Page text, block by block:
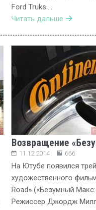
Ford Truks….
Читать дальше
Возвращение
11.12.2014 666
На Ютубе появился
художественного
Road» («Безумный
Режиссер Джордж